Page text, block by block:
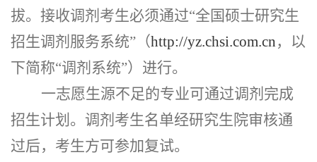
拔。接收调剂考生必须通过“全国硕士研究生
招生调剂服务系统”（http://yz.chsi.com.cn ，以
下简称“调剂系统”） 进行。
一志愿生源不足的专业可通过调剂完成
招生计划。调剂考生名单经研究生院审核通
过后，考生方可参加复试。